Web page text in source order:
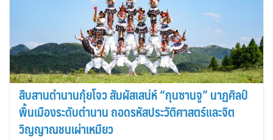
สืบสานตำนานกุ้ยโจว สัมผัสเสน่ห์ “กุนซานจู” นาฏศิลป์
พื้นเมืองระดับตำนาน ถอดรหัสประวัติศาสตร์และจิต
วิญญาณชนเผ่าเหมียว